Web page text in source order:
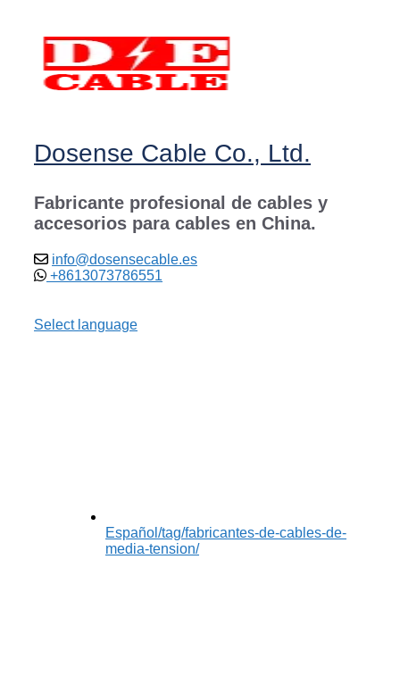
contenido
Dosense Cable Co., Ltd.
Fabricante profesional de cables y
accesorios para cables en China.
info@dosensecable.es
+8613073786551
Select language
Español /tag/fabricantes-de-cables-de-
media-tension/